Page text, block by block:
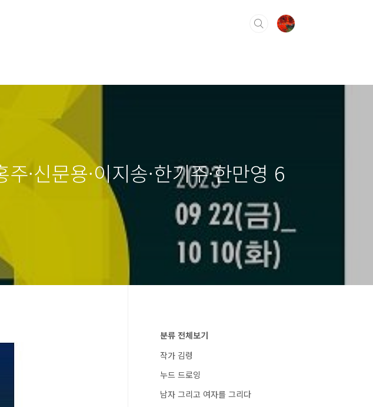
·신문용·이지송·한기주·한만영 6
분류 전체보기
작가 김령
누드 드로잉
남자 그리고 여자를 그리다